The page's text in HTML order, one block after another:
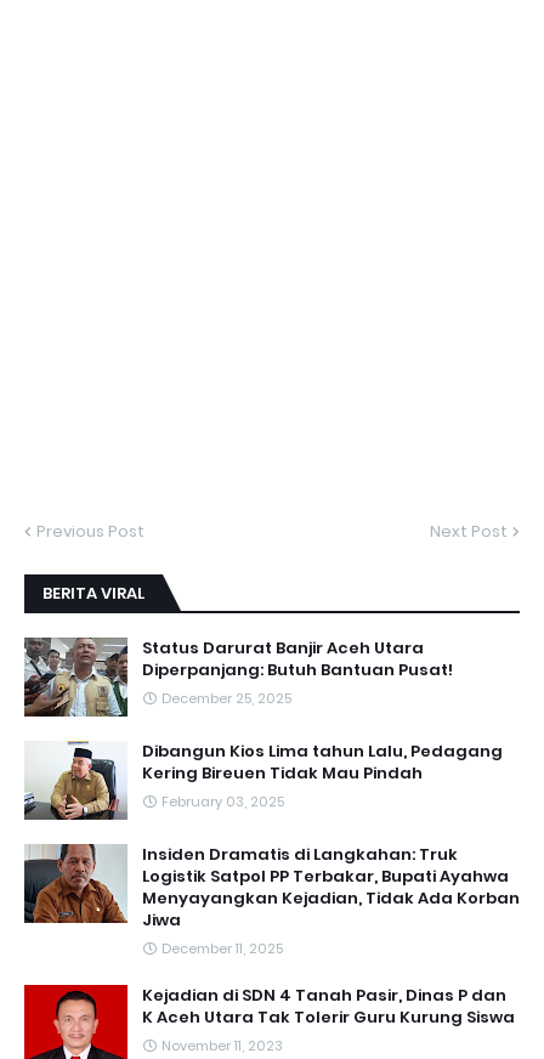
Previous Post Next Post
BERITA VIRAL
Status Darurat Banjir Aceh Utara
Diperpanjang: Butuh Bantuan Pusat!
December 25, 2025
Dibangun Kios Lima tahun Lalu, Pedagang
Kering Bireuen Tidak Mau Pindah
February 03, 2025
Insiden Dramatis di Langkahan: Truk
Logistik Satpol PP Terbakar, Bupati Ayahwa
Menyayangkan Kejadian, Tidak Ada Korban
Jiwa
December 11, 2025
Kejadian di SDN 4 Tanah Pasir, Dinas P dan
K Aceh Utara Tak Tolerir Guru Kurung Siswa
November 11, 2023